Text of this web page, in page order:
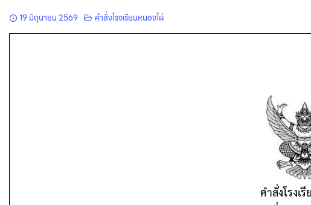
19 มิถุนายน 2569 คำสั่งโรงเรียนหนองไผ่